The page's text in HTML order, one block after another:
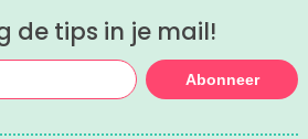
de tips in je mail!
Abonneer